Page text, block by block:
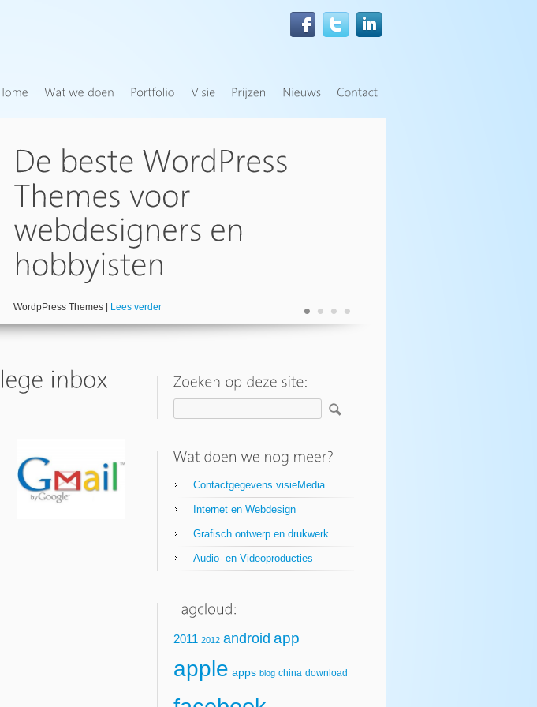
WordpPress Themes | Lees verder • • • •
Contactgegevens visieMedia
Internet en Webdesign
Grafisch ontwerp en drukwerk
Audio- en Videoproducties
2011 2012 android app
apple apps blog china download